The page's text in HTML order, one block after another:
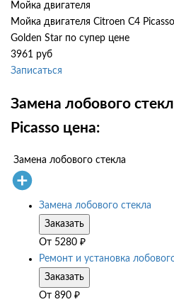
Мойка двигателя
Мойка двигателя Citroen C4
Golden Star по супер цене
3961 руб
Записаться
Замена лобового
Picasso цена:
Замена лобового стекла
Замена лобового стекла
Заказать
От 5280 ₽
Ремонт и установка
Заказать
От 890 ₽